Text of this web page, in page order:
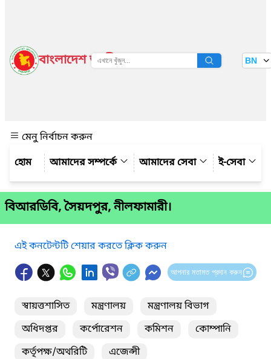
বাংলাদেশ জাতীয় তথ্য বাতায়ন BN
মেনু নির্বাচন করুন
আমাদের সম্পর্কে
আমাদের সেবা ই-সেবা
বিআরডিবি, সৈয়দপুর, নীলফামারী।
এই কনটেন্টটি শেয়ার করতে ক্লিক করুন
আপনার মতামত প্রদান করুন
স্বায়ত্তশাসিত মন্ত্রণালয়
মন্ত্রণালয় বিভাগ
অধিদপ্তর
কর্পোরেশন কমিশন
কোম্পানি
কর্তৃপক্ষ/অথরিটি
এজেন্সী